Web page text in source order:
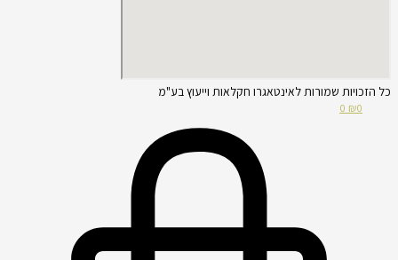
כל הזכויות שמורות לאינטאגרו חקלאות וייעוץ בע"מ
₪0
0